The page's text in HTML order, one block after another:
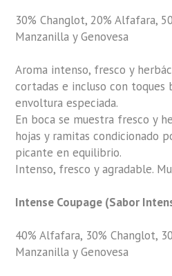
30% Changlot, 20% Alfafara,
Manzanilla y Genovesa
Aroma intenso, fresco y
cortadas e incluso con toques
envoltura especiada.
En boca se muestra fresco y
hojas y ramitas condicionado
picante en equilibrio.
Intenso, fresco y agradable.
Intense Coupage (Sabor
40% Alfafara, 30% Changlot,
Manzanilla y Genovesa